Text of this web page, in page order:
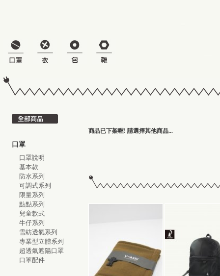
口罩
口罩說明
基本款
防水系列
可調式系列
限量系列
點點系列
兒童款式
牛仔系列
雪紡透氣系列
專業型立體系列
超透氣遮陽口罩
口罩配件
商品已下架喔! 請選擇其他商品...